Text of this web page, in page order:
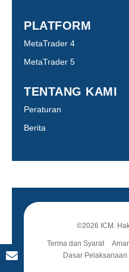
PLATFORM
MetaTrader 4
MetaTrader 5
TENTANG KAMI
Peraturan
Berita
©2026 ICM.
Terma dan Syarat
Dasar Pelaksanaan